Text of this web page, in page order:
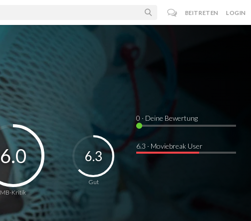
BEITRETEN LOGIN
MB-Kritik
6.0
Gut
6.3
0 · Deine Bewertung
6.3 · Moviebreak User